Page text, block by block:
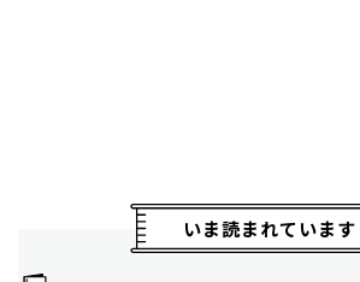
いま読まれています